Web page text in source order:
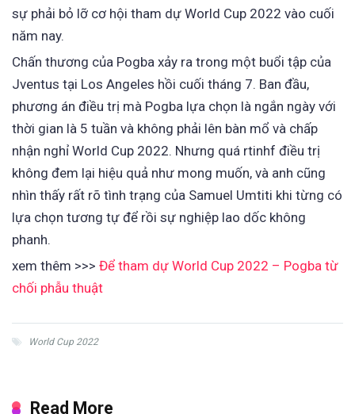
sự phải bỏ lỡ cơ hội tham dự World Cup 2022 vào cuối
năm nay.
Chấn thương của Pogba xảy ra trong một buổi tập của
Jventus tại Los Angeles hồi cuối tháng 7. Ban đầu,
phương án điều trị mà Pogba lựa chọn là ngắn ngày với
thời gian là 5 tuần và không phải lên bàn mổ và chấp
nhận nghỉ World Cup 2022. Nhưng quá rtinhf điều trị
không đem lại hiệu quả như mong muốn, và anh cũng
nhìn thấy rất rõ tình trạng của Samuel Umtiti khi từng có
lựa chọn tương tự để rồi sự nghiệp lao dốc không
phanh.
xem thêm >>> Để tham dự World Cup 2022 – Pogba từ
chối phẫu thuật
World Cup 2022
Read More